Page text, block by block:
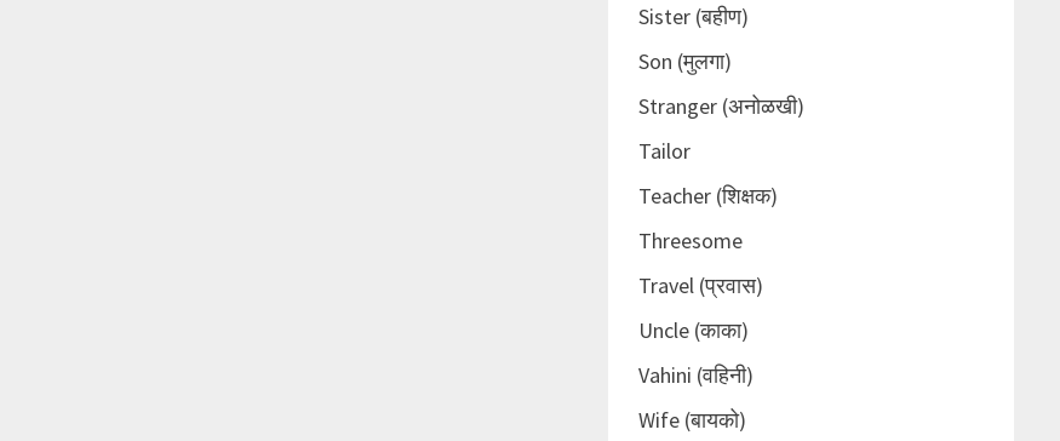
Sister (बहीण)
Son (मुलगा)
Stranger (अनोळखी)
Tailor
Teacher (शिक्षक)
Threesome
Travel (प्रवास)
Uncle (काका)
Vahini (वहिनी)
Wife (बायको)